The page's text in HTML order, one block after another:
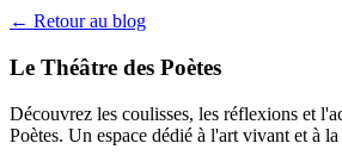
← Retour au blog
Le Théâtre des Poètes
Découvrez les coulisses, les réflexions et
Poètes. Un espace dédié à l'art vivant et à la